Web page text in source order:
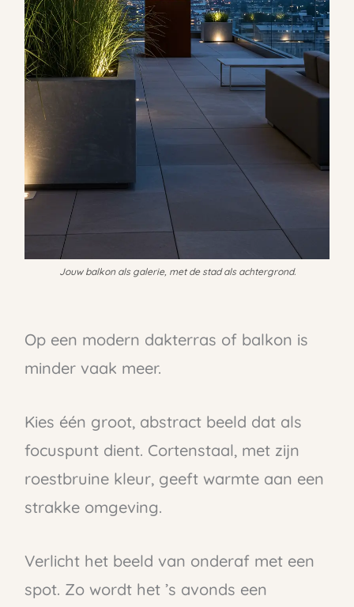
Jouw balkon als galerie, met de stad als achtergrond.
Op een modern dakterras of balkon is
minder vaak meer.
Kies één groot, abstract beeld dat als
focuspunt dient. Cortenstaal, met zijn
roestbruine kleur, geeft warmte aan een
strakke omgeving.
Verlicht het beeld van onderaf met een
spot. Zo wordt het ’s avonds een